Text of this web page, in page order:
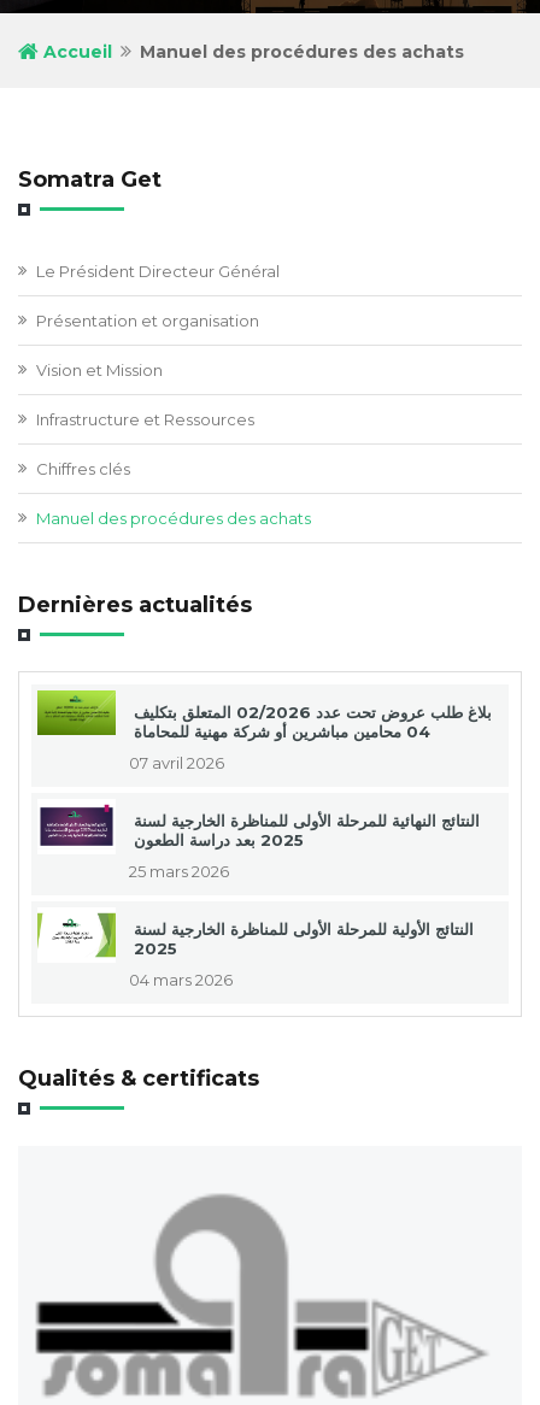
Accueil Manuel des procédures des achats
Somatra Get
Le Président Directeur Général
Présentation et organisation
Vision et Mission
Infrastructure et Ressources
Chiffres clés
Manuel des procédures des achats
Dernières actualités
بلاغ طلب عروض تحت عدد 02/2026 المتعلق بتكليف
04 محامين مباشرين أو شركة مهنية للمحاماة
07 avril 2026
النتائج النهائية للمرحلة الأولى للمناظرة الخارجية لسنة
2025 بعد دراسة الطعون
25 mars 2026
النتائج الأولية للمرحلة الأولى للمناظرة الخارجية لسنة
2025
04 mars 2026
Qualités & certificats